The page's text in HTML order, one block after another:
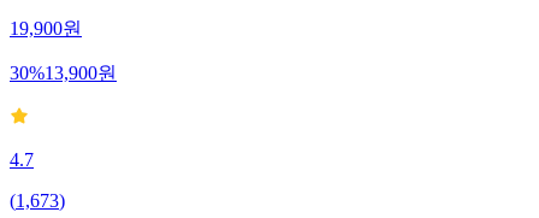
19,900원
30%13,900원
4.7
(1,673)